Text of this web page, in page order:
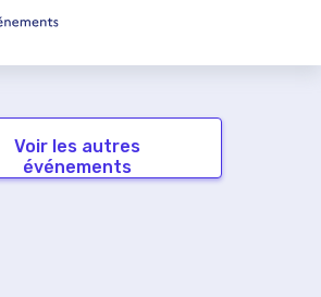
Voir les autres
événements